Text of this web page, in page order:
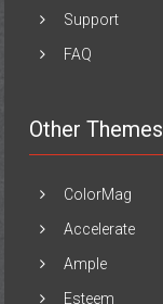
Support
FAQ
Other Themes
ColorMag
Accelerate
Ample
Esteem